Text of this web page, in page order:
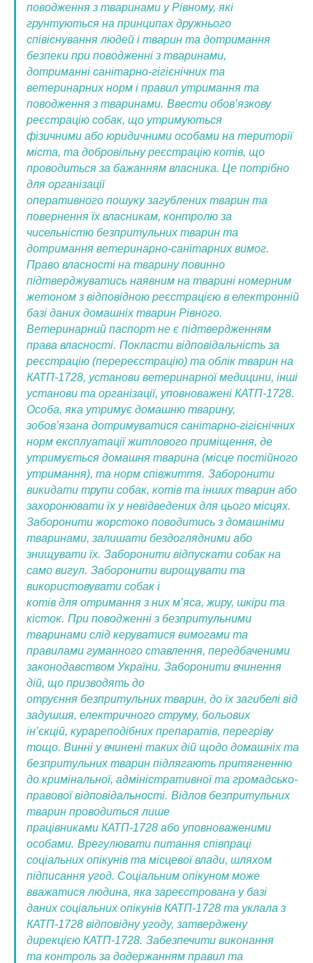
поводження з тваринами у Рівному, які
грунтуються на принципах дружнього
співіснування людей і тварин та дотримання
безпеки при поводженні з тваринами,
дотриманні санітарно-гігієнічних та
ветеринарних норм і правил утримання та
поводження з тваринами. Ввести обов’язкову
реєстрацію собак, що утримуються
фізичними або юридичними особами на території
міста, та добровільну реєстрацію котів, що
проводиться за бажанням власника. Це потрібно
для організації
оперативного пошуку загублених тварин та
повернення їх власникам, контролю за
чисельністю безпритульних тварин та
дотримання ветеринарно-санітарних вимог.
Право власності на тварину повинно
підтверджуватись наявним на тварині номерним
жетоном з відповідною реєстрацією в електронній
базі даних домашніх тварин Рівного.
Ветеринарний паспорт не є підтвердженням
права власності. Покласти відповідальність за
реєстрацію (перереєстрацію) та облік тварин на
КАТП-1728, установи ветеринарної медицини, інші
установи та організації, уповноважені КАТП-1728.
Особа, яка утримує домашню тварину,
зобов’язана дотримуватися санітарно-гігієнічних
норм експлуатації житлового приміщення, де
утримується домашня тварина (місце постійного
утримання), та норм співжиття. Заборонити
викидати трупи собак, котів та інших тварин або
захоронювати їх у невідведених для цього місцях.
Заборонити жорстоко поводитись з домашніми
тваринами, залишати бездоглядними або
знищувати їх. Заборонити відпускати собак на
само вигул. Заборонити вирощувати та
використовувати собак і
котів для отримання з них м’яса, жиру, шкіри та
кісток. При поводженні з безпритульними
тваринами слід керуватися вимогами та
правилами гуманного ставлення, передбаченими
законодавством України. Заборонити вчинення
дій, що призводять до
отруєння безпритульних тварин, до їх загибелі від
задушшя, електричного струму, больових
ін’єкцій, курареподібних препаратів, перегріву
тощо. Винні у вчинені таких дій щодо домашніх та
безпритульних тварин підлягають притягненню
до кримінальної, адміністративної та громадсько-
правової відповідальності. Відлов безпритульних
тварин проводиться лише
працівниками КАТП-1728 або уповноваженими
особами. Врегулювати питання співпраці
соціальних опікунів та місцевої влади, шляхом
підписання угод. Соціальним опікуном може
вважатися людина, яка зареєстрована у базі
даних соціальних опікунів КАТП-1728 та уклала з
КАТП-1728 відповідну угоду, затверджену
дирекцією КАТП-1728. Забезпечити виконання
та контроль за додержанням правил та